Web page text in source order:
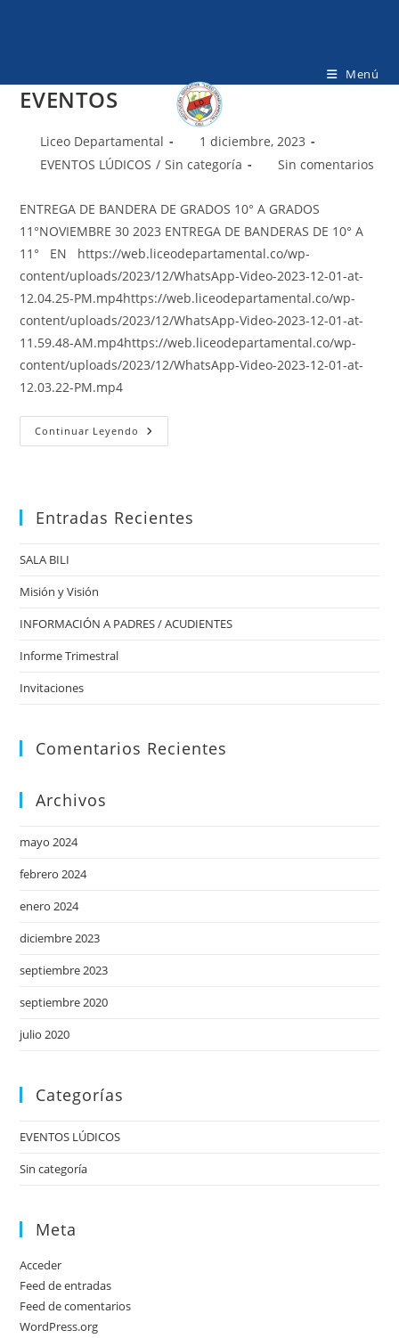
Menú
EVENTOS
AutorLiceo Departamental
Publicación
de
1 diciembre, 2023
Categoría
la
entrada:
EVENTOS LÚDICOS / Sin categoría
Comentarios
la
entrada:
Sin comentarios
ENTREGA DE BANDERA DE GRADOS 10° A GRADOS
11°NOVIEMBRE 30 2023 ENTREGA DE BANDERAS DE 10° A
11° EN https://web.liceodepartamental.co/wp-
content/uploads/2023/12/WhatsApp-Video-2023-12-01-at-
12.04.25-PM.mp4https://web.liceodepartamental.co/wp-
content/uploads/2023/12/WhatsApp-Video-2023-12-01-at-
11.59.48-AM.mp4https://web.liceodepartamental.co/wp-
content/uploads/2023/12/WhatsApp-Video-2023-12-01-at-
12.03.22-PM.mp4
Continuar Leyendo EVENTOS
Entradas Recientes
SALA BILI
Misión y Visión
INFORMACIÓN A PADRES / ACUDIENTES
Informe Trimestral
Invitaciones
Comentarios Recientes
Archivos
mayo 2024
febrero 2024
enero 2024
diciembre 2023
septiembre 2023
septiembre 2020
julio 2020
Categorías
EVENTOS LÚDICOS
Sin categoría
Meta
Acceder
Feed de entradas
Feed de comentarios
WordPress.org